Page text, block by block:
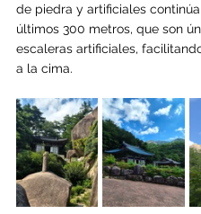
de piedra y artificiales
últimos 300 metros, que son
escaleras artificiales,
a la cima.